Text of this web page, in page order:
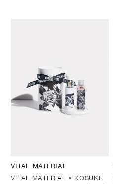
VITAL MATERIAL
VITAL MATERIAL × KOSUKE